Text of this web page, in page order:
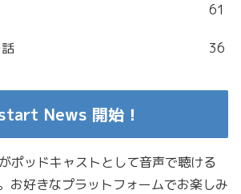
61
36
News 開始！
ッドキャストとして音声で聴ける
お好きなプラットフォームでお楽しみ